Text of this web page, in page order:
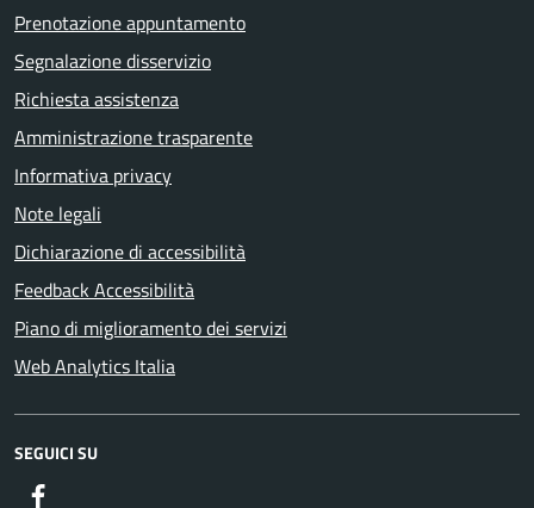
Prenotazione appuntamento
Segnalazione disservizio
Richiesta assistenza
Amministrazione trasparente
Informativa privacy
Note legali
Dichiarazione di accessibilità
Feedback Accessibilità
Piano di miglioramento dei servizi
Web Analytics Italia
SEGUICI SU